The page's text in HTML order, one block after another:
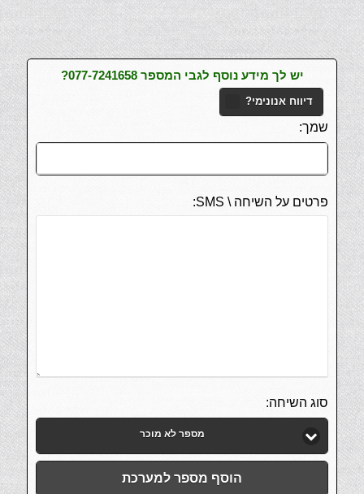
יש לך מידע נוסף לגבי המספר 077-7241658?
דיווח אנונימי?
שמך:
פרטים על השיחה \ SMS:
סוג השיחה:
מספר לא מוכר
הוסף מספר למערכת